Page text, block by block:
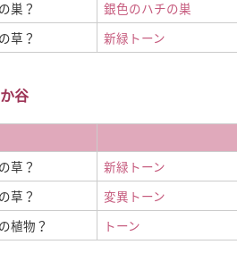
巣？
銀色のハチの巣
草？
新緑トーン
谷
草？
新緑トーン
草？
変異トーン
植物？
トーン